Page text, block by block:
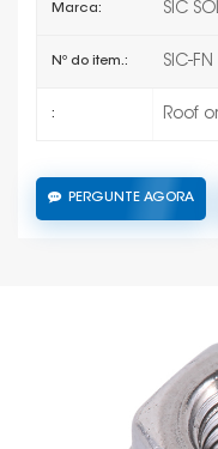
Marca: SIC
Nº do item.: SIC-FN
: Roof
PERGUNTE AGORA